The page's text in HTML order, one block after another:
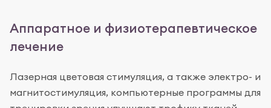
Аппаратное и физиотерапевтическое
лечение
Лазерная цветовая стимуляция, а также электро- и
магнитостимуляция, компьютерные программы для